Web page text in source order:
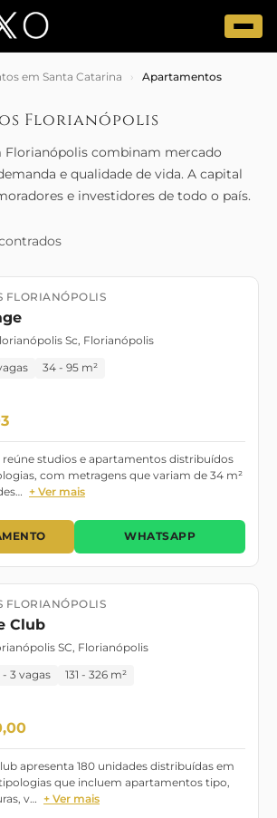
em Santa Catarina ›
Apartamentos
Florianópolis
Florianópolis combinam mercado
e qualidade de vida. A capital
e investidores de todo o país.
FLORIANÓPOLIS
Sc, Florianópolis
34 - 95 m²
reúne studios e apartamentos distribuídos
com metragens que variam de 34 m²
+ Ver mais
WHATSAPP
FLORIANÓPOLIS
Club
SC, Florianópolis
- 3 vagas 131 - 326 m²
apresenta 180 unidades distribuídas em
que incluem apartamentos tipo,
v… + Ver mais